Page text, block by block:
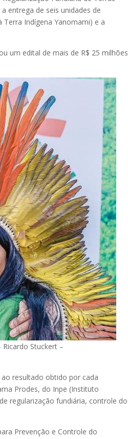
entrega de seis unidades de
Indígena Yanomami) e a
um edital de mais de R$ 25 milhões
Stuckert –
resultado obtido por cada
Prodes, do Inpe (Instituto
regularização fundiária, controle do
Prevenção e Controle do